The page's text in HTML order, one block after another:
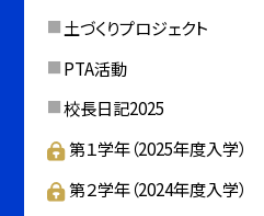
土づくりプロジェクト
PTA活動
校長日記2025
第１学年（2025年度入学）
第２学年（2024年度入学）